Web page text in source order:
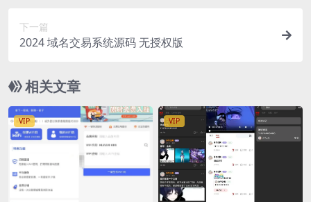
下一篇
2024 域名交易系统源码 无授权版
相关文章
VIP VIP